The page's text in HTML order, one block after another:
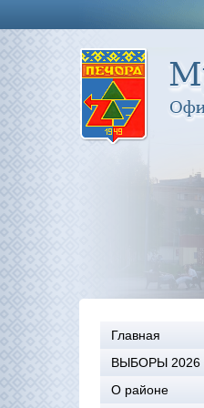
Главная
ВЫБОРЫ 2026
О районе